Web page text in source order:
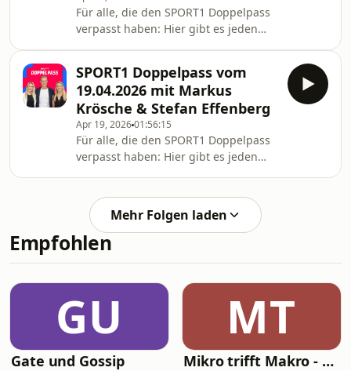
Heidenheim), Roman Gerth
(Multimedia-Reporter für RND) sowie
die SPORT1-Experten Maik Franz und
Mario Basler.
Für alle, die den SPORT1 Doppelpass
verpasst haben: Hier gibt es jeden
Podcast. In der aktuellen Folge sind
die Gäste: Felix Magath (Trainer-
Legende), Patrick Ittrich (DFB-
Schiedsrichter), Florian Plettenberg
(Sky-Moderator und Reporter) sowie
die SPORT1-Experten Alfred Draxler
und Stefan Effenberg.
SPORT1 Doppelpass vom
19.04.2026 mit Markus
Krösche & Stefan Effenberg
Apr 19, 202601:56:15
Für alle, die den SPORT1 Doppelpass
verpasst haben: Hier gibt es jeden
Podcast. In der aktuellen Folge sind
die Gäste: Markus Krösche
(Sportvorstand Eintracht Frankfurt),
Mounir Zitouni (Ex-Profi, Podcaster &
(Kommentator Sky), Christopher
Michel (Reporter Absolut Fußball)
sowie SPORT1-Experte Stefan Effenbe
Mehr Folgen laden
Empfohlen
GU
Gate und Gossip
MT
Mikro trifft Makro - Das Finanzmarktgespräch